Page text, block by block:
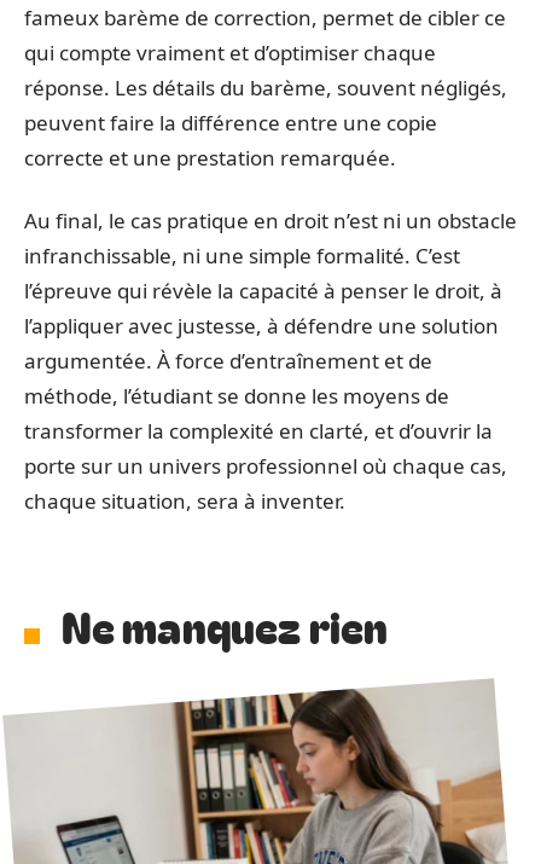
fameux barème de correction, permet de cibler ce
qui compte vraiment et d’optimiser chaque
réponse. Les détails du barème, souvent négligés,
peuvent faire la différence entre une copie
correcte et une prestation remarquée.
Au final, le cas pratique en droit n’est ni un obstacle
infranchissable, ni une simple formalité. C’est
l’épreuve qui révèle la capacité à penser le droit, à
l’appliquer avec justesse, à défendre une solution
argumentée. À force d’entraînement et de
méthode, l’étudiant se donne les moyens de
transformer la complexité en clarté, et d’ouvrir la
porte sur un univers professionnel où chaque cas,
chaque situation, sera à inventer.
Ne manquez rien